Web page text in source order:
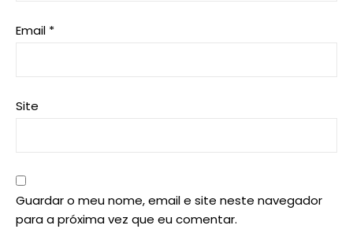
Email *
Site
Guardar o meu nome, email e site neste navegador
para a próxima vez que eu comentar.